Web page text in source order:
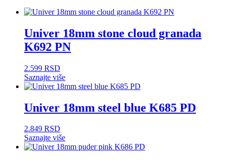
Univer 18mm stone cloud granada
K692 PN
2.599 RSD
Saznajte više
Univer 18mm steel blue K685 PD
2.849 RSD
Saznajte više